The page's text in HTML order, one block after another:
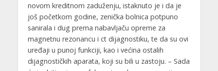
novom kreditnom zaduženju, istaknuto je i da je
još početkom godine, zenička bolnica potpuno
sanirala i dug prema nabavljaču opreme za
magnetnu rezonancu i ct dijagnostiku, te da su ovi
uređaji u punoj funkciji, kao i većina ostalih
dijagnostičkih aparata, koji su bili u zastoju. – Sada